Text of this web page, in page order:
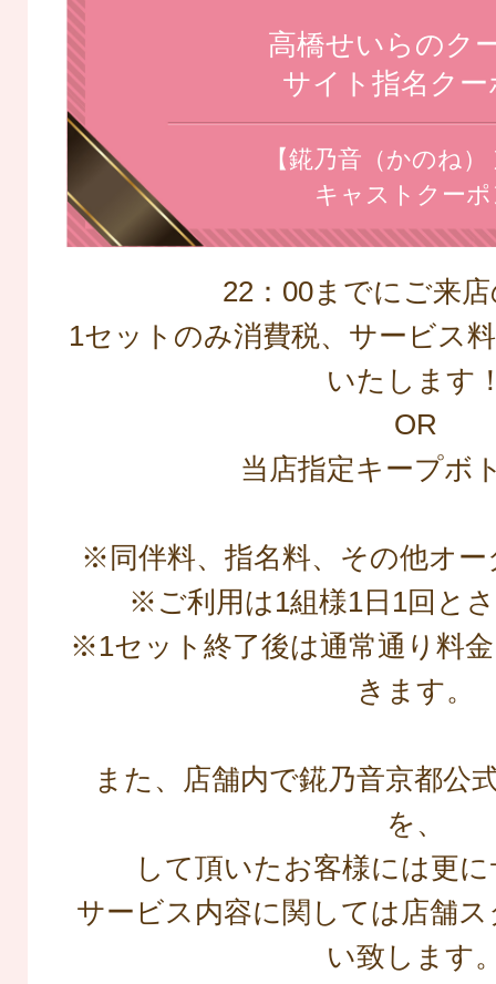
高橋せいらのク
サイト指名クー
【錵乃音（かのね）
キャストクー
22：00までにご来
1セットのみ消費税、サービス
いたします
OR
当店指定キープボ
※同伴料、指名料、その他オ
※ご利用は1組様1日1回と
※1セット終了後は通常通り料
きます。
また、店舗内で錵乃音京都公
を、
して頂いたお客様には更
サービス内容に関しては店舗
い致します